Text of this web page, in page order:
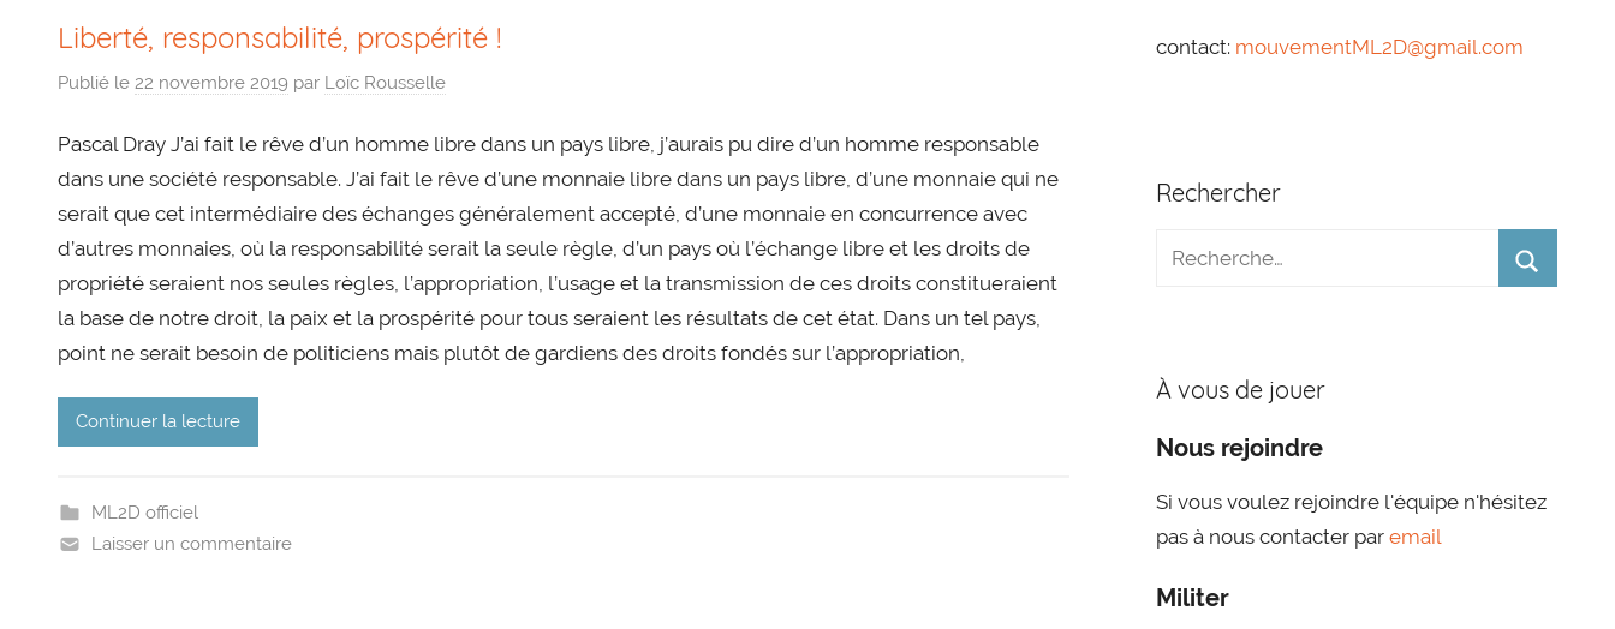
Liberté, responsabilité, prospérité !
Publié le 22 novembre 2019 par Loïc Rousselle
Pascal Dray J’ai fait le rêve d’un homme libre dans un pays libre, j’aurais pu dire d’un homme responsable
dans une société responsable. J’ai fait le rêve d’une monnaie libre dans un pays libre, d’une monnaie qui ne
serait que cet intermédiaire des échanges généralement accepté, d’une monnaie en concurrence avec
d’autres monnaies, où la responsabilité serait la seule règle, d’un pays où l’échange libre et les droits de
propriété seraient nos seules règles, l’appropriation, l’usage et la transmission de ces droits constitueraient
la base de notre droit, la paix et la prospérité pour tous seraient les résultats de cet état. Dans un tel pays,
point ne serait besoin de politiciens mais plutôt de gardiens des droits fondés sur l’appropriation,
Continuer la lecture
ML2D officiel
Laisser un commentaire
contact: mouvementML2D@gmail.com
Rechercher
À vous de jouer
Nous rejoindre
Si vous voulez rejoindre l'équipe n'hésitez
pas à nous contacter paremail
Militer